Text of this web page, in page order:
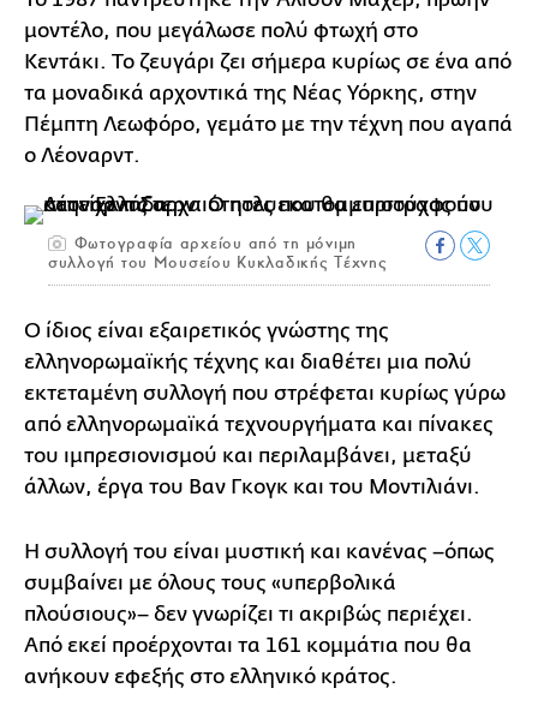
μοντέλο, που μεγάλωσε πολύ φτωχή στο
Κεντάκι. Το ζευγάρι ζει σήμερα κυρίως σε ένα από
τα μοναδικά αρχοντικά της Νέας Υόρκης, στην
Πέμπτη Λεωφόρο, γεμάτο με την τέχνη που αγαπά
ο Λέοναρντ.
Φωτογραφία αρχείου από τη μόνιμη
συλλογή του Μουσείου Κυκλαδικής Τέχνης
Ο ίδιος είναι εξαιρετικός γνώστης της
ελληνορωμαϊκής τέχνης και διαθέτει μια πολύ
εκτεταμένη συλλογή που στρέφεται κυρίως γύρω
από ελληνορωμαϊκά τεχνουργήματα και πίνακες
του ιμπρεσιονισμού και περιλαμβάνει, μεταξύ
άλλων, έργα του Βαν Γκογκ και του Μοντιλιάνι.
Η συλλογή του είναι μυστική και κανένας –όπως
συμβαίνει με όλους τους «υπερβολικά
πλούσιους»– δεν γνωρίζει τι ακριβώς περιέχει.
Από εκεί προέρχονται τα 161 κομμάτια που θα
ανήκουν εφεξής στο ελληνικό κράτος.